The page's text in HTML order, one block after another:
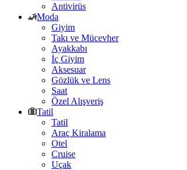
Antivirüs
Moda
Giyim
Takı ve Mücevher
Ayakkabı
İç Giyim
Aksesuar
Gözlük ve Lens
Saat
Özel Alışveriş
Tatil
Tatil
Araç Kiralama
Otel
Cruise
Uçak